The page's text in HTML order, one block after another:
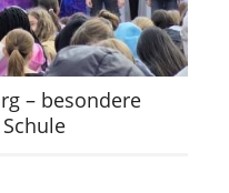
– besondere